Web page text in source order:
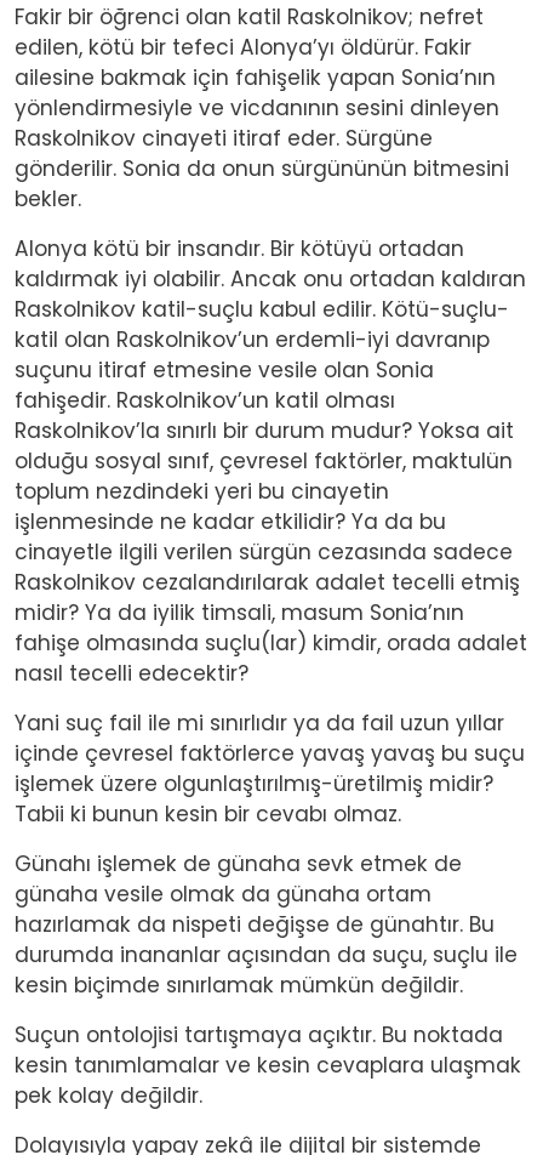
Fakir bir öğrenci olan katil Raskolnikov; nefret
edilen, kötü bir tefeci Alonya’yı öldürür. Fakir
ailesine bakmak için fahişelik yapan Sonia’nın
yönlendirmesiyle ve vicdanının sesini dinleyen
Raskolnikov cinayeti itiraf eder. Sürgüne
gönderilir. Sonia da onun sürgününün bitmesini
bekler.
Alonya kötü bir insandır. Bir kötüyü ortadan
kaldırmak iyi olabilir. Ancak onu ortadan kaldıran
Raskolnikov katil-suçlu kabul edilir. Kötü-suçlu-
katil olan Raskolnikov’un erdemli-iyi davranıp
suçunu itiraf etmesine vesile olan Sonia
fahişedir. Raskolnikov’un katil olması
Raskolnikov’la sınırlı bir durum mudur? Yoksa ait
olduğu sosyal sınıf, çevresel faktörler, maktulün
toplum nezdindeki yeri bu cinayetin
işlenmesinde ne kadar etkilidir? Ya da bu
cinayetle ilgili verilen sürgün cezasında sadece
Raskolnikov cezalandırılarak adalet tecelli etmiş
midir? Ya da iyilik timsali, masum Sonia’nın
fahişe olmasında suçlu(lar) kimdir, orada adalet
nasıl tecelli edecektir?
Yani suç fail ile mi sınırlıdır ya da fail uzun yıllar
içinde çevresel faktörlerce yavaş yavaş bu suçu
işlemek üzere olgunlaştırılmış-üretilmiş midir?
Tabii ki bunun kesin bir cevabı olmaz.
Günahı işlemek de günaha sevk etmek de
günaha vesile olmak da günaha ortam
hazırlamak da nispeti değişse de günahtır. Bu
durumda inananlar açısından da suçu, suçlu ile
kesin biçimde sınırlamak mümkün değildir.
Suçun ontolojisi tartışmaya açıktır. Bu noktada
kesin tanımlamalar ve kesin cevaplara ulaşmak
pek kolay değildir.
Dolayısıyla yapay zekâ ile dijital bir sistemde